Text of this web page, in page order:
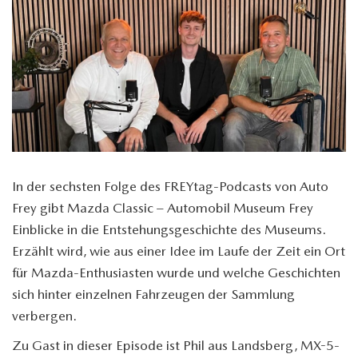
In der sechsten Folge des FREYtag-Podcasts von Auto
Frey gibt Mazda Classic – Automobil Museum Frey
Einblicke in die Entstehungsgeschichte des Museums.
Erzählt wird, wie aus einer Idee im Laufe der Zeit ein Ort
für Mazda-Enthusiasten wurde und welche Geschichten
sich hinter einzelnen Fahrzeugen der Sammlung
verbergen.
Zu Gast in dieser Episode ist Phil aus Landsberg, MX-5-